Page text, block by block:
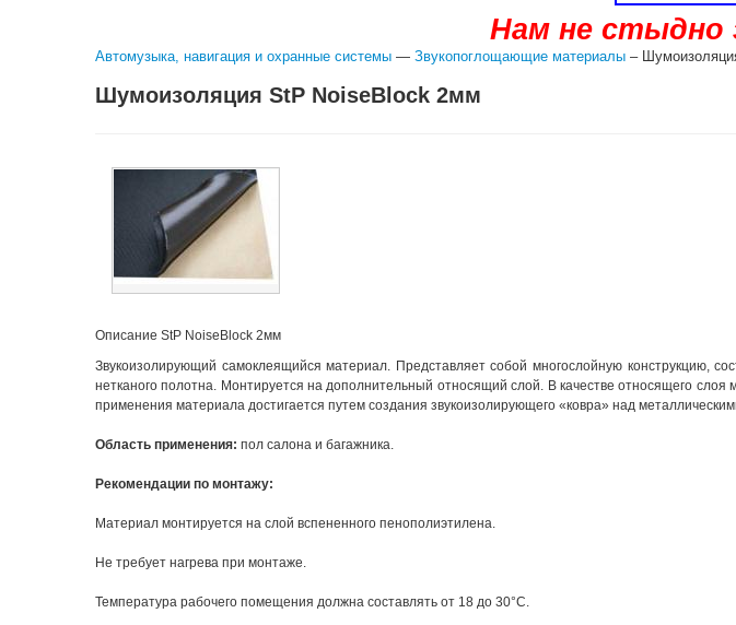
Нам не стыдно
Автомузыка, навигация и охранные системы — Звукопоглощающие материалы –
Шумоизоляция StP NoiseBlock 2мм
Описание StP NoiseBlock 2мм
Звукоизолирующий самоклеящийся материал. Представляет собой многослойную конструкцию,
нетканого полотна. Монтируется на дополнительный относящий слой. В качестве относящего
применения материала достигается путем создания звукоизолирующего «ковра» над
Область применения: пол салона и багажника.
Рекомендации по монтажу:
Материал монтируется на слой вспененного пенополиэтилена.
Не требует нагрева при монтаже.
Температура рабочего помещения должна составлять от 18 до 30°С.